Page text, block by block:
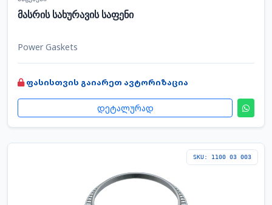
მასრის სახურავის საფენი
Power Gaskets
ფასისთვის გაიარეთ ავტორიზაცია
დეტალურად
SKU: 1100 03 003